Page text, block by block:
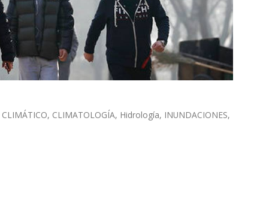
, CLIMATOLOGÍA, Hidrología, INUNDACIONES,